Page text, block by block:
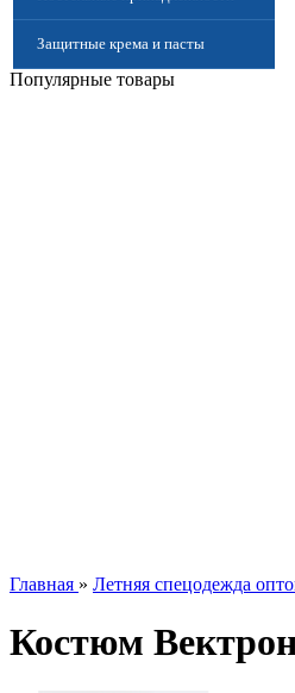
Защитные крема и пасты
(Дерматологические средства
Популярные товары
Главная » Летняя спецодежда
Костюм